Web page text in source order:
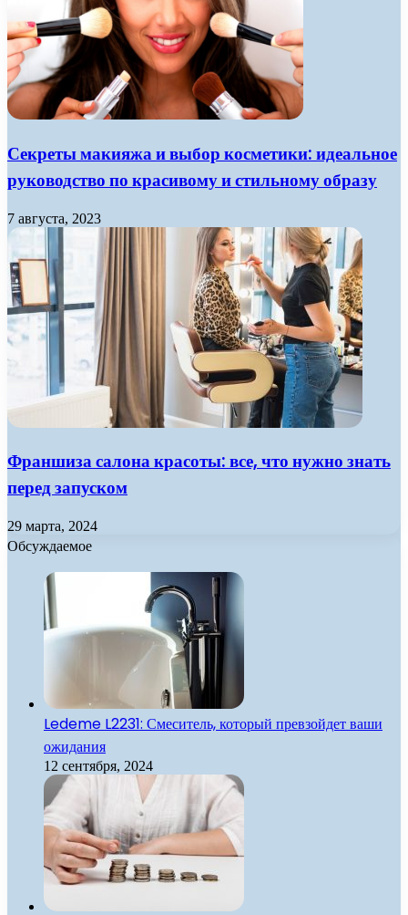
Секреты макияжа и выбор косметики: идеальное
руководство по красивому и стильному образу
7 августа, 2023
Франшиза салона красоты: все, что нужно знать
перед запуском
29 марта, 2024
Обсуждаемое
Ledeme L2231: Смеситель, который превзойдет ваши
ожидания
12 сентября, 2024